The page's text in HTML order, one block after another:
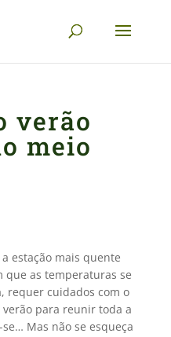
verão
meio
estação mais quente
que as temperaturas se
requer cuidados com o
para reunir toda a
Mas não se esqueça